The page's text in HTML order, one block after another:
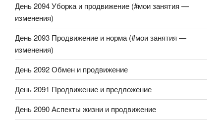
День 2094 Уборка и продвижение (#мои занятия —
изменения)
День 2093 Продвижение и норма (#мои занятия —
изменения)
День 2092 Обмен и продвижение
День 2091 Продвижение и предложение
День 2090 Аспекты жизни и продвижение